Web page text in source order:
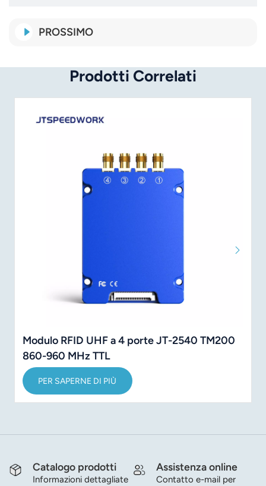
PROSSIMO
Prodotti Correlati
Modulo RFID UHF a 4 porte JT-2540 TM200
860-960 MHz TTL
PER SAPERNE DI PIÙ
Catalogo prodotti
Informazioni dettagliate
Assistenza online
Contatto e-mail per